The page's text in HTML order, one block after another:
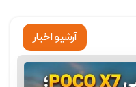
آرشیو اخبار